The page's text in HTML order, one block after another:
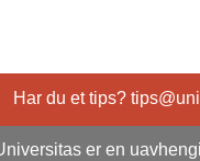
Har du et tips?
er en